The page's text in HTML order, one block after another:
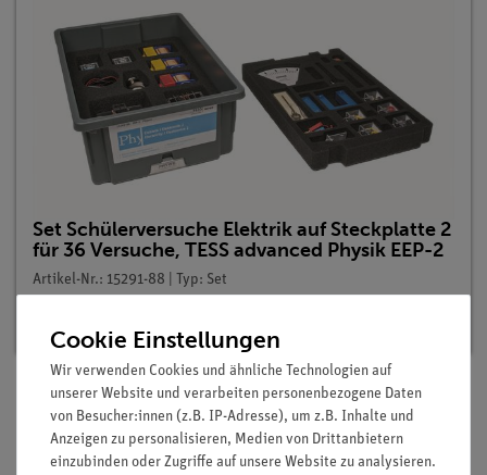
Set Schülerversuche Elektrik auf Steckplatte 2
für 36 Versuche, TESS advanced Physik EEP-2
Artikel-Nr.: 15291-88 | Typ: Set
Lieferumfang
Cookie Einstellungen
Wir verwenden Cookies und ähnliche Technologien auf
unserer Website und verarbeiten personenbezogene Daten
von Besucher:innen (z.B. IP-Adresse), um z.B. Inhalte und
Anzeigen zu personalisieren, Medien von Drittanbietern
einzubinden oder Zugriffe auf unsere Website zu analysieren.